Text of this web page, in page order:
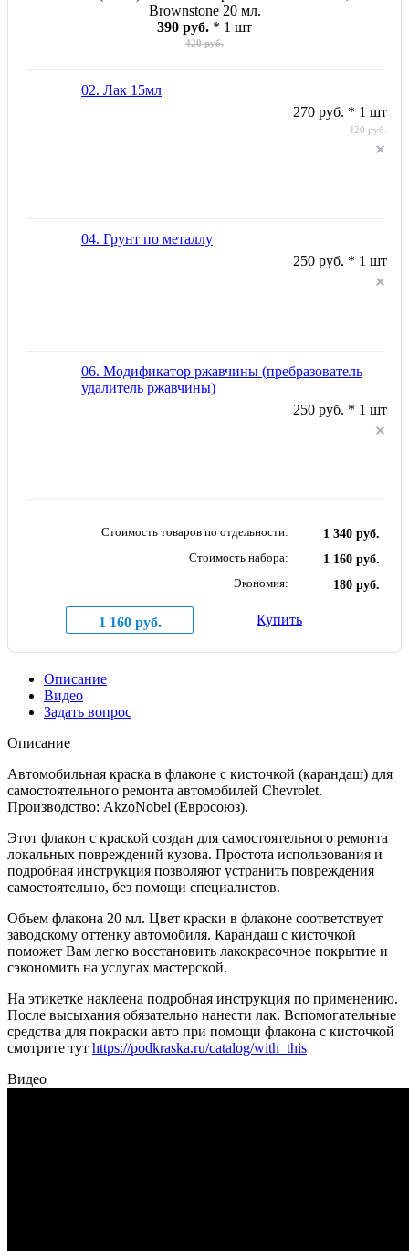
Brownstone 20 мл.
390 руб. * 1 шт
420 руб.
02. Лак 15мл
270 руб. * 1 шт
420 руб.
04. Грунт по металлу
250 руб. * 1 шт
06. Модификатор ржавчины (пребразователь
удалитель ржавчины)
250 руб. * 1 шт
Стоимость товаров по отдельности:
1 340 руб.
Стоимость набора:
1 160 руб.
Экономия:
180 руб.
1 160 руб. Купить
Описание
Видео
Задать вопрос
Описание
Автомобильная краска в флаконе с кисточкой (карандаш) для
самостоятельного ремонта автомобилей Chevrolet.
Производство: AkzoNobel (Евросоюз).
Этот флакон с краской создан для самостоятельного ремонта
локальных повреждений кузова. Простота использования и
подробная инструкция позволяют устранить повреждения
самостоятельно, без помощи специалистов.
Объем флакона 20 мл. Цвет краски в флаконе соответствует
заводскому оттенку автомобиля. Карандаш с кисточкой
поможет Вам легко восстановить лакокрасочное покрытие и
сэкономить на услугах мастерской.
На этикетке наклеена подробная инструкция по применению.
После высыхания обязательно нанести лак. Вспомогательные
средства для покраски авто при помощи флакона с кисточкой
смотрите тут https://podkraska.ru/catalog/with_this
Видео